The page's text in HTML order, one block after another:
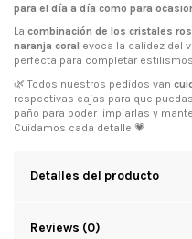
para el día a día como para
La combinación de los cristales
naranja coral evoca la calidez del
perfecta para completar
🌿 Todos nuestros pedidos van
respectivas cajas para que
paño para poder limpiarlas y
Cuidamos cada detalle 💗
Detalles del producto
Reviews (0)